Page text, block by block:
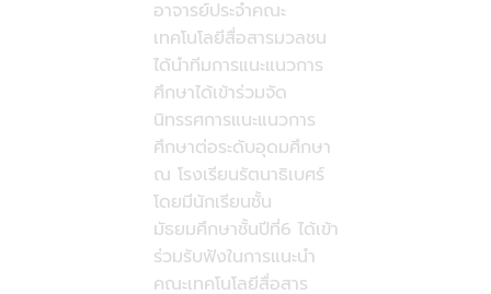
อาจารย์ประจำคณะ
เทคโนโลยีสื่อสารมวลชน
ได้นำทีมการแนะแนวการ
ศึกษาได้เข้าร่วมจัด
นิทรรศการแนะแนวการ
ศึกษาต่อระดับอุดมศึกษา
ณ โรงเรียนรัตนาธิเบศร์
โดยมีนักเรียนชั้น
มัธยมศึกษาชั้นปีที่6 ได้เข้า
ร่วมรับฟังในการแนะนำ
คณะเทคโนโลยีสื่อสาร